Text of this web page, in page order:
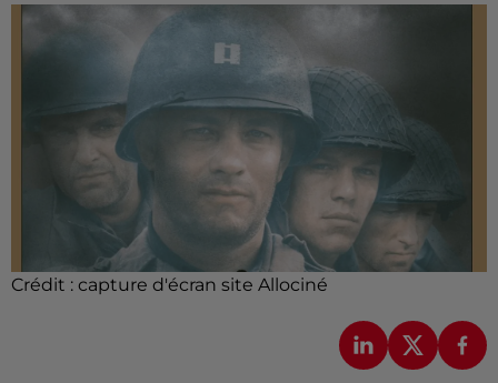
Crédit : capture d'écran site Allociné